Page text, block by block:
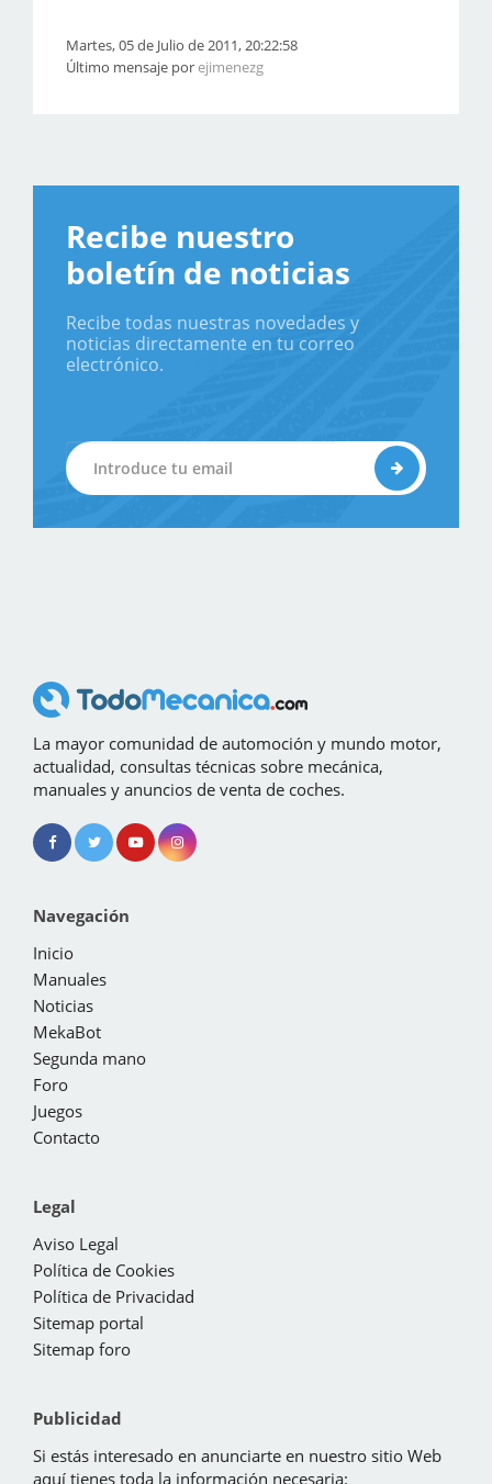
Martes, 05 de Julio de 2011, 20:22:58
Último mensaje porejimenezg
Recibe nuestro
boletín de noticias
Recibe todas nuestras novedades y
noticias directamente en tu correo
electrónico.
La mayor comunidad de automoción y mundo motor,
actualidad, consultas técnicas sobre mecánica,
manuales y anuncios de venta de coches.
Navegación
Inicio
Manuales
Noticias
MekaBot
Segunda mano
Foro
Juegos
Contacto
Legal
Aviso Legal
Política de Cookies
Política de Privacidad
Sitemap portal
Sitemap foro
Publicidad
Si estás interesado en anunciarte en nuestro sitio Web
aquí tienes toda la información necesaria: